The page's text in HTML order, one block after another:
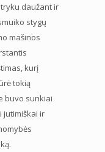
daužant ir
stygų
mašinos
kurį
tokią
buvo sunkiai
jutimiškai ir